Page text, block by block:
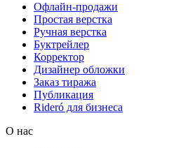
Офлайн-продажи
Простая верстка
Ручная верстка
Буктрейлер
Корректор
Дизайнер обложки
Заказ тиража
Публикация
Rideró для бизнеса
О нас